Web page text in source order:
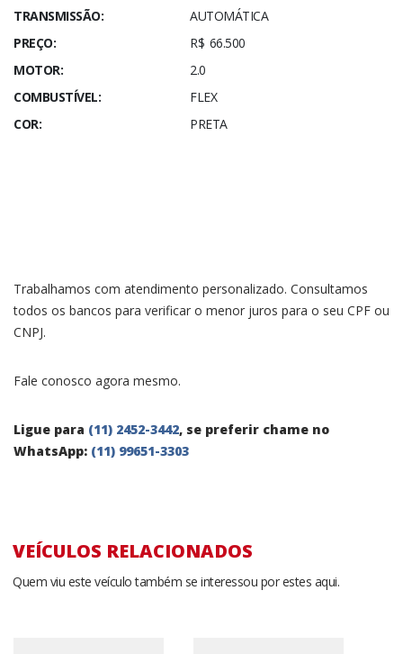
TRANSMISSÃO:
AUTOMÁTICA
PREÇO:
R$ 66.500
MOTOR:
2.0
COMBUSTÍVEL:
FLEX
COR:
PRETA
Trabalhamos com atendimento personalizado. Consultamos
todos os bancos para verificar o menor juros para o seu CPF ou
CNPJ.
Fale conosco agora mesmo.
Ligue para (11) 2452-3442, se preferir chame no
WhatsApp: (11) 99651-3303
VEÍCULOS RELACIONADOS
Quem viu este veículo também se interessou por estes aqui.